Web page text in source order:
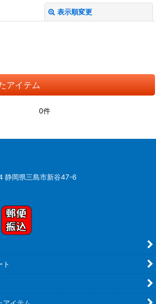
表示順変更
絞り込む
アイテム
0件
静岡県三島市新谷47-6
ト